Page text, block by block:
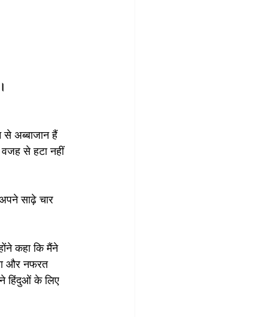
से अब्बाजान हैं
से हटा नहीं
अपने साढ़े चार
कहा कि मैंने
और नफरत
ने हिंदुओं के लिए